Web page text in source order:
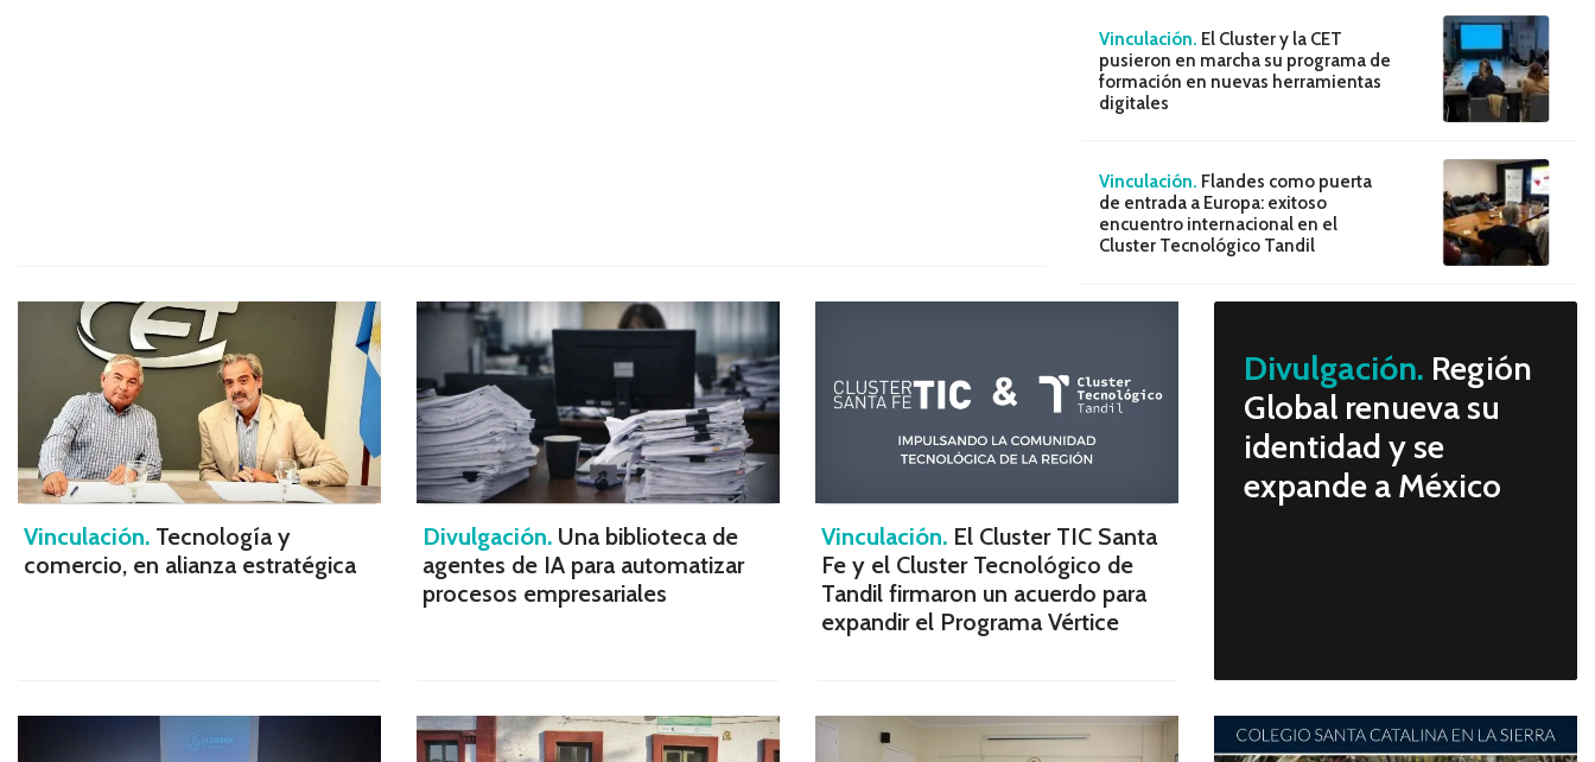
Vinculación. El Cluster y la CET
pusieron en marcha su programa de
formación en nuevas herramientas
digitales
Vinculación. Flandes como puerta
de entrada a Europa: exitoso
encuentro internacional en el
Cluster Tecnológico Tandil
Vinculación.Tecnología y
comercio, en alianza estratégica
Divulgación.Una biblioteca de
agentes de IA para automatizar
procesos empresariales
Vinculación.El Cluster TIC Santa
Fe y el Cluster Tecnológico de
Tandil firmaron un acuerdo para
expandir el Programa Vértice
Divulgación. Región
Global renueva su
identidad y se
expande a México